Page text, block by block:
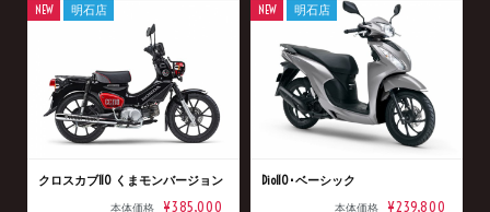
クロスカブ110 くまモンバージョン
本体価格 ¥385,000
NEW 明石店
Dio110･ベーシック
本体価格 ¥239,800
NEW 明石店